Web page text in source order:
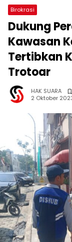
Birokrasi
Dukung
Kawasan
Tertibkan
Trotoar
HAK SUARA
2 Oktober